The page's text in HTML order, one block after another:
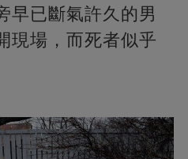
早已斷氣許久的男
現場，而死者似乎